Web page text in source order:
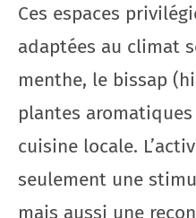
Ces espaces
adaptées au climat
menthe, le bissap
plantes
cuisine locale.
seulement une
mais aussi une